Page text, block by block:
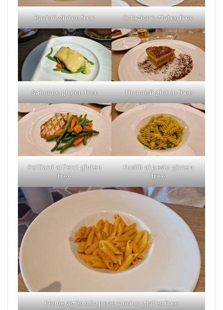
Ravioli gluten free Colazione gluten free
Salmone gluten free Tiramisù gluten free
Paillard ai ferri gluten
free
Fusilli al pesto gluten
free
Penne aglio olio peperoncino gluten free